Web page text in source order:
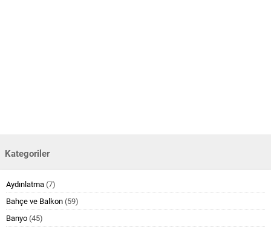
Kategoriler
Aydınlatma (7)
Bahçe ve Balkon (59)
Banyo (45)